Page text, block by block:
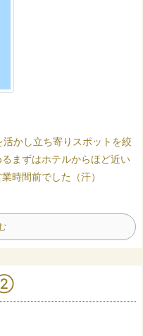
活かし立ち寄りスポットを絞
まずはホテルからほど近い
時間前でした（汗）
②